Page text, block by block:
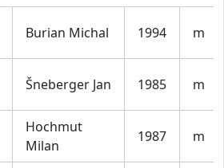
Burian Michal 1994 m
Šneberger Jan 1985 m
Hochmut
Milan
1987 m